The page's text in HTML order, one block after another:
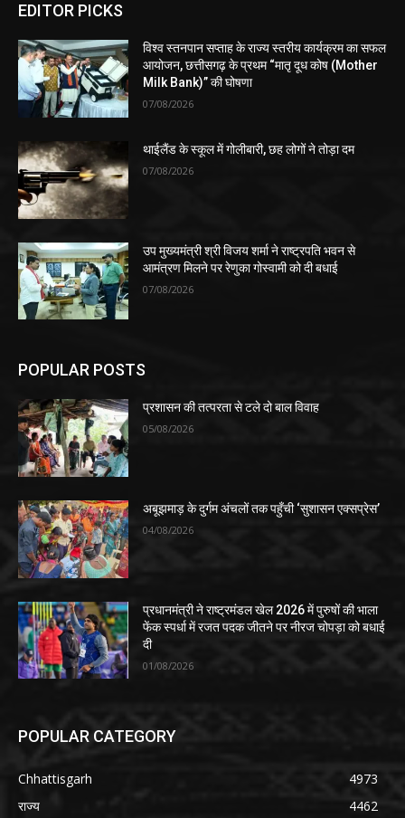
EDITOR PICKS
विश्व स्तनपान सप्ताह के राज्य स्तरीय कार्यक्रम का सफल
आयोजन, छत्तीसगढ़ के प्रथम “मातृ दूध कोष (Mother
Milk Bank)” की घोषणा
07/08/2026
थाईलैंड के स्कूल में गोलीबारी, छह लोगों ने तोड़ा दम
07/08/2026
उप मुख्यमंत्री श्री विजय शर्मा ने राष्ट्रपति भवन से
आमंत्रण मिलने पर रेणुका गोस्वामी को दी बधाई
07/08/2026
POPULAR POSTS
प्रशासन की तत्परता से टले दो बाल विवाह
05/08/2026
​अबूझमाड़ के दुर्गम अंचलों तक पहुँची ‘सुशासन एक्सप्रेस’
04/08/2026
प्रधानमंत्री ने राष्ट्रमंडल खेल 2026 में पुरुषों की भाला
फेंक स्पर्धा में रजत पदक जीतने पर नीरज चोपड़ा को बधाई
दी
01/08/2026
POPULAR CATEGORY
Chhattisgarh
4973
राज्य
4462